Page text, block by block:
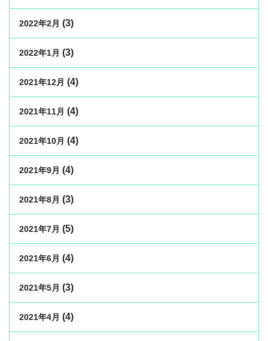
2022年2月 (3)
2022年1月 (3)
2021年12月 (4)
2021年11月 (4)
2021年10月 (4)
2021年9月 (4)
2021年8月 (3)
2021年7月 (5)
2021年6月 (4)
2021年5月 (3)
2021年4月 (4)